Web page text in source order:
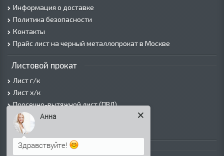
Информация о доставке
Политика безопасности
Контакты
Прайс лист на черный металлопрокат в Москве
Листовой прокат
Лист г/к
Лист х/к
Просечно-вытяжной лист (ПВЛ)
Лист рифленый
Лист оцинкованный
Трубы
Анна
Здравствуйте!